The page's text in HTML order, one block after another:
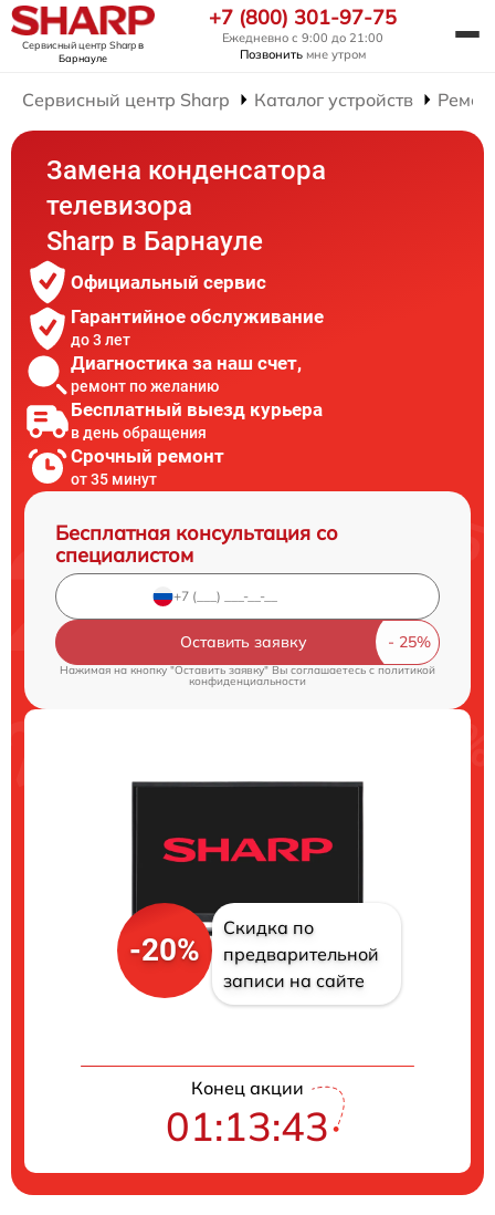
Сервисный центр Sharpв
Барнауле
+7 (800) 301-97-75
Ежедневно с 9:00 до 21:00
Позвонить мне утром
Сервисный центр Sharp Каталог устройств
Замена конденсатора
телевизора
Sharp в Барнауле
Официальный сервис
Гарантийное обслуживание
до 3 лет
Диагностика за наш счет,
ремонт по желанию
Бесплатный выезд курьера
в день обращения
Срочный ремонт
от 35 минут
Бесплатная консультация со
специалистом
Оставить заявку
Нажимая на кнопку "Оставить заявку" Вы соглашаетесь cполитикой
конфиденциальности
-20%
Скидка по
предварительной
записи на сайте
Конец акции
01:13:42